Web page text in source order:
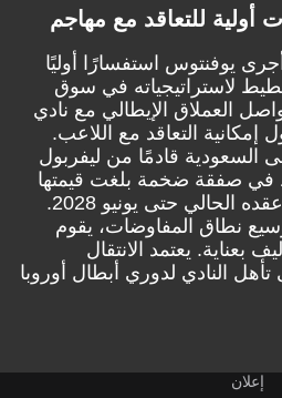
أولية للتعاقد مع مهاجم
يوفنتوس استفسارًا أوليًا
لاستراتيجياته في سوق
العملاق الإيطالي مع نادي
إمكانية التعاقد مع اللاعب.
السعودية قادمًا من ليفربول
صفقة ضخمة بلغت قيمتها
53 مليون يورو، ويستمر عقده الحالي حتى يونيو 2028.
نطاق المفاوضات، يقوم
بعناية. يعتمد الانتقال
النادي لدوري أبطال أوروبا
إعلان